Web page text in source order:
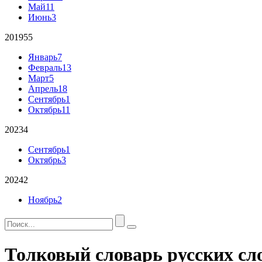
Май11
Июнь3
201955
Январь7
Февраль13
Март5
Апрель18
Сентябрь1
Октябрь11
20234
Сентябрь1
Октябрь3
20242
Ноябрь2
Толковый словарь русских